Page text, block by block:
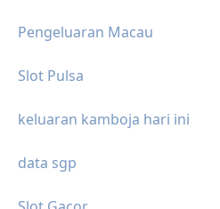
Pengeluaran Macau
Slot Pulsa
keluaran kamboja hari ini
data sgp